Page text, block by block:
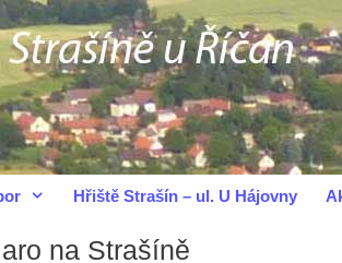
Hřiště Strašín – ul. U Hájovny
na Strašíně